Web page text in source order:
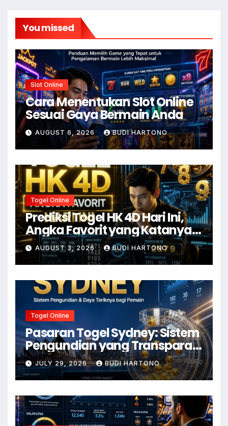
You missed
Slot Online
Cara Menentukan Slot Online
Sesuai Gaya Bermain Anda
AUGUST 6, 2026 BUDI HARTONO
Togel Online
Prediksi Togel HK 4D Hari Ini,
Angka Favorit yang Katanya
Susah Move On
AUGUST 3, 2026 BUDI HARTONO
Togel Online
Pasaran Togel Sydney: Sistem
Pengundian yang Transparan
dan Daya Tariknya
JULY 29, 2026 BUDI HARTONO